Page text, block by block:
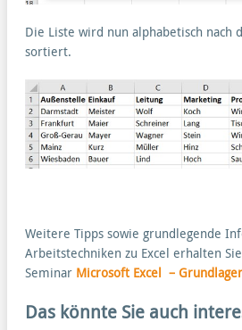
Die Liste wird nun alphabetisch nach
sortiert.
Weitere Tipps sowie grundlegende
Arbeitstechniken zu Excel erhalten
Seminar Microsoft Excel –
Das könnte Sie auch